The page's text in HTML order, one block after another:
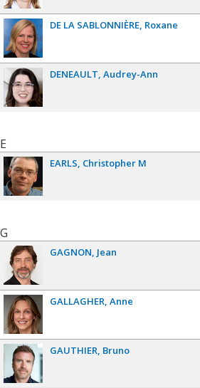
DE LA SABLONNIÈRE Roxane
DENEAULT Audrey-Ann
E
EARLS Christopher M
G
GAGNON Jean
GALLAGHER Anne
GAUTHIER Bruno